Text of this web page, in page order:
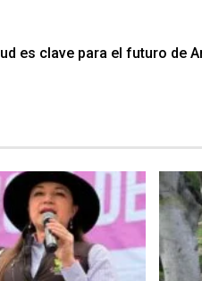
es clave para el futuro de